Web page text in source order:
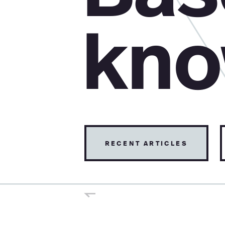
recent articles